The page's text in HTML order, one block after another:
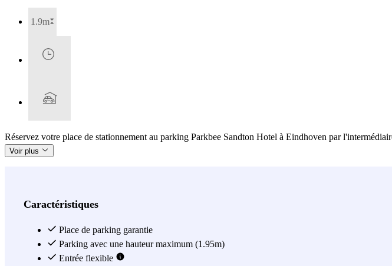
1.9m
Réservez votre place de stationnement au parking Parkbee Sandton Hotel à Eindhoven par
Voir plus
Caractéristiques
Place de parking garantie
Parking avec une hauteur maximum (1.95m)
Entrée flexible